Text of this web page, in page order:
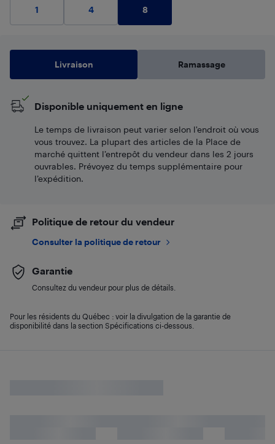
1 4 8
Livraison Ramassage
Disponible uniquement en ligne
Le temps de livraison peut varier selon l'endroit où vous
vous trouvez. La plupart des articles de la Place de
marché quittent l’entrepôt du vendeur dans les 2 jours
ouvrables. Prévoyez du temps supplémentaire pour
l’expédition.
Politique de retour du vendeur
Consulter la politique de retour
Garantie
Consultez du vendeur pour plus de détails.
Pour les résidents du Québec : voir la divulgation de la garantie de
disponibilité dans la section Spécifications ci-dessous.